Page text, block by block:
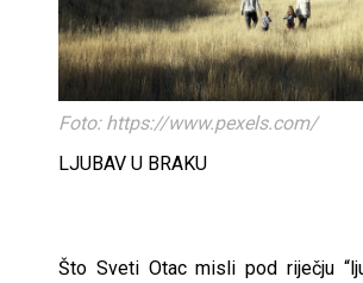
Foto: https://www.pexels.com/
LJUBAV U BRAKU
Što Sveti Otac misli pod riječju